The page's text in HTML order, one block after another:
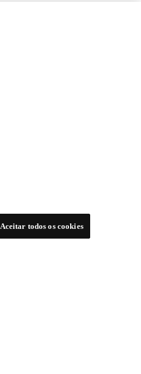
Aceitar todos os cookies